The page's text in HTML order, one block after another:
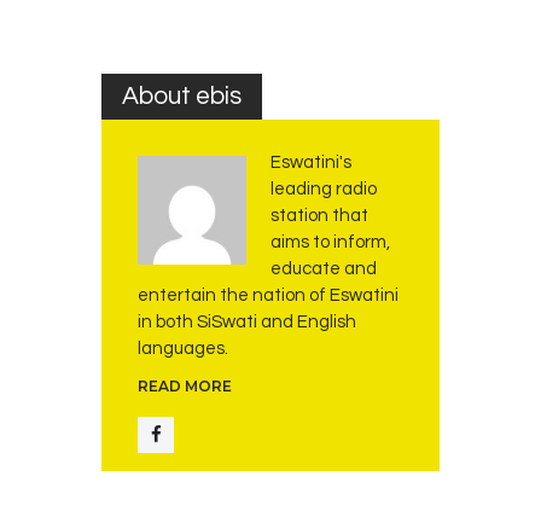
About ebis
Eswatini's
leading radio
station that
aims to inform,
educate and
entertain the nation of Eswatini
in both SiSwati and English
languages.
READ MORE